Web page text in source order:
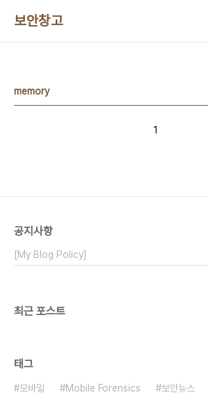
보안창고
memory
1
공지사항
[My Blog Policy]
최근 포스트
태그
모바일 Mobile Forensics 보안뉴스